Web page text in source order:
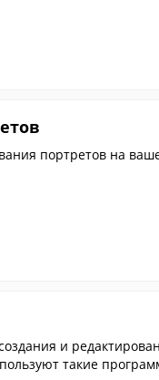
портретов на
и
такие